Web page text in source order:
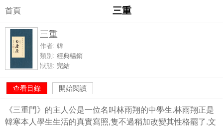
首頁 三重
三重
作者: 韓
類別: 經典暢銷
狀態: 完結
查看目錄 開始閱讀
《三重門》的主人公是一位名叫林雨翔的中學生.林雨翔正是
韓寒本人學生生活的真實寫照,隻不過稍加改變其性格罷了.文